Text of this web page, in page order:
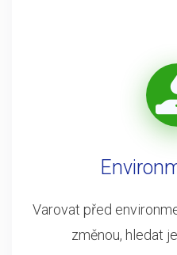
Varovat před
změnou, hledat